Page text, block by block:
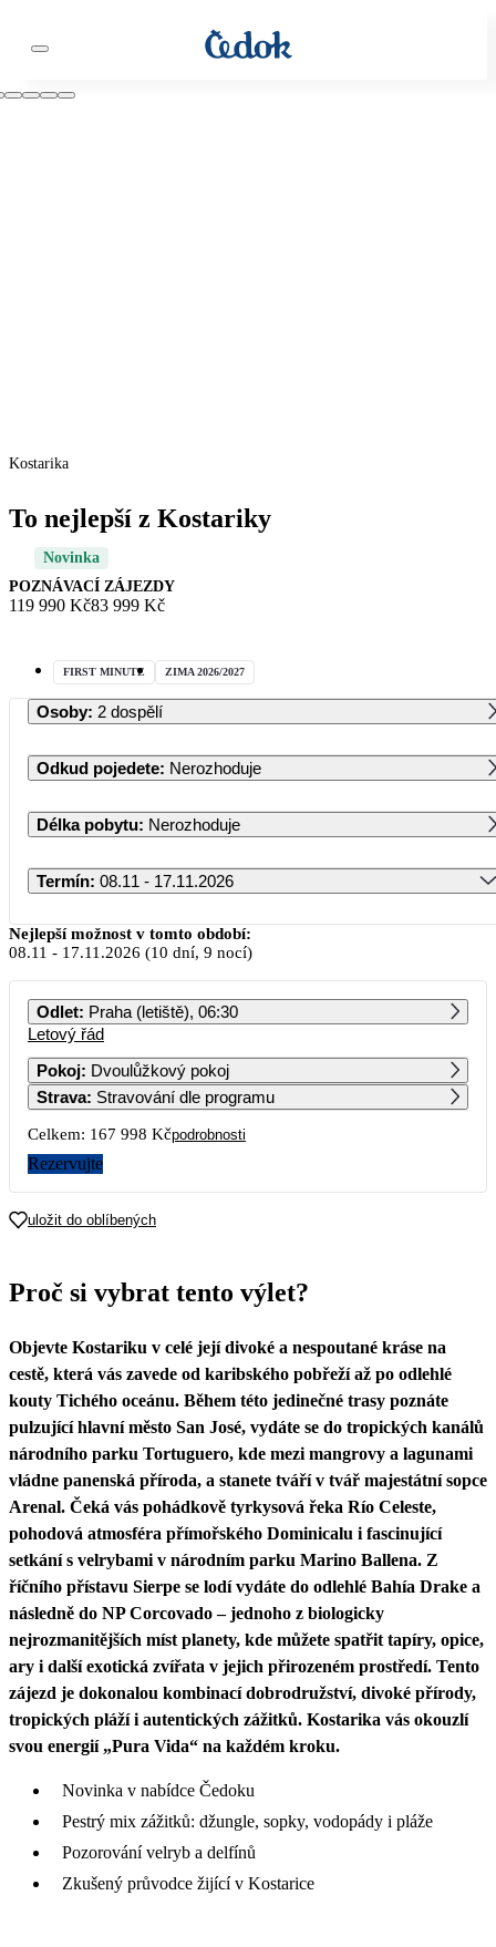
Kostarika
To nejlepší z Kostariky
Novinka
POZNÁVACÍ ZÁJEZDY
119 990 Kč83 999 Kč
FIRST MINUTE ZIMA 2026/2027
Osoby: 2 dospělí
Odkud pojedete: Nerozhoduje
Délka pobytu: Nerozhoduje
Termín: 08.11 - 17.11.2026
Listopad 2026
PO ÚT ST ČT PÁ SO NE
2 3 4 5
16
Nejlepší možnost v tomto období:
08.11 - 17.11.2026 (10 dní, 9 nocí)
Odlet: Praha (letiště), 06:30
Letový řád
Pokoj: Dvoulůžkový pokoj
Strava: Stravování dle programu
Celkem: 167 998 Kčpodrobnosti
Rezervujte
uložit do oblíbených
Proč si vybrat tento výlet?
Objevte Kostariku v celé její divoké a nespoutané kráse na
cestě, která vás zavede od karibského pobřeží až po odlehlé
kouty Tichého oceánu. Během této jedinečné trasy poznáte
pulzující hlavní město San José, vydáte se do tropických kanálů
národního parku Tortuguero, kde mezi mangrovy a lagunami
vládne panenská příroda, a stanete tváří v tvář majestátní sopce
Arenal. Čeká vás pohádkově tyrkysová řeka Río Celeste,
pohodová atmosféra přímořského Dominicalu i fascinující
setkání s velrybami v národním parku Marino Ballena. Z
říčního přístavu Sierpe se lodí vydáte do odlehlé Bahía Drake a
následně do NP Corcovado – jednoho z biologicky
nejrozmanitějších míst planety, kde můžete spatřit tapíry, opice,
ary i další exotická zvířata v jejich přirozeném prostředí. Tento
zájezd je dokonalou kombinací dobrodružství, divoké přírody,
tropických pláží i autentických zážitků. Kostarika vás okouzlí
svou energií „Pura Vida“ na každém kroku.
Novinka v nabídce Čedoku
Pestrý mix zážitků: džungle, sopky, vodopády i pláže
Pozorování velryb a delfínů
Zkušený průvodce žijící v Kostarice